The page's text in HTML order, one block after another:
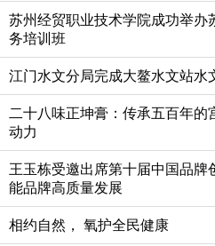
苏州经贸职业技术学院成功举办
务培训班
江门水文分局完成大鳌水文站水
二十八味正坤膏：传承五百年
动力
王玉栋受邀出席第十届中国品牌
能品牌高质量发展
相约自然， 氧护全民健康